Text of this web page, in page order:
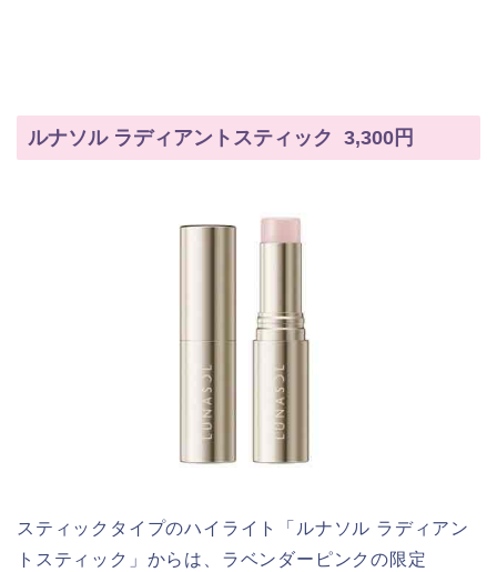
ルナソル ラディアントスティック 3,300円
スティックタイプのハイライト「ルナソル ラディアン
トスティック」からは、ラベンダーピンクの限定